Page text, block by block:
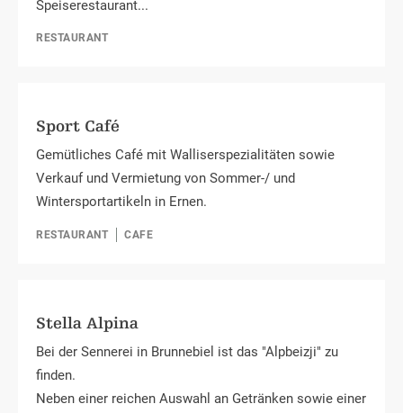
Speiserestaurant...
RESTAURANT
Sport Café
Gemütliches Café mit Walliserspezialitäten sowie
Verkauf und Vermietung von Sommer-/ und
Wintersportartikeln in Ernen.
RESTAURANT CAFE
Stella Alpina
Bei der Sennerei in Brunnebiel ist das "Alpbeizji" zu
finden.
Neben einer reichen Auswahl an Getränken sowie einer